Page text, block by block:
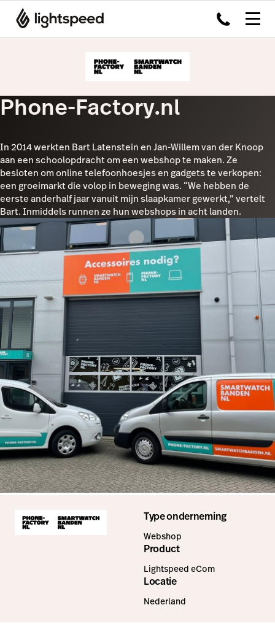
Phone-Factory.nl
In 2014 werkten Bart Latenstein en Jan-Willem van der Knoop
aan een schoolopdracht om een webshop te maken. Ze
besloten om online telefoonhoesjes en gadgets te verkopen:
een groeimarkt die volop in beweging was. “We hebben de
eerste anderhalf jaar vanuit mijn slaapkamer gewerkt,” vertelt
Bart. Inmiddels runnen ze hun webshops in acht landen.
Type onderneming
Webshop
Product
Lightspeed eCom
Locatie
Nederland